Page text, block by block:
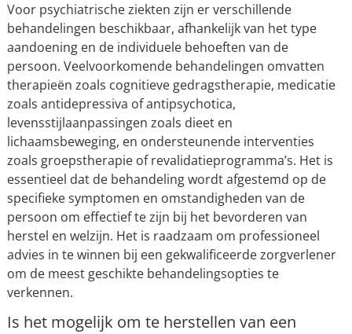
Voor psychiatrische ziekten zijn er verschillende
behandelingen beschikbaar, afhankelijk van het type
aandoening en de individuele behoeften van de
persoon. Veelvoorkomende behandelingen omvatten
therapieën zoals cognitieve gedragstherapie, medicatie
zoals antidepressiva of antipsychotica,
levensstijlaanpassingen zoals dieet en
lichaamsbeweging, en ondersteunende interventies
zoals groepstherapie of revalidatieprogramma’s. Het is
essentieel dat de behandeling wordt afgestemd op de
specifieke symptomen en omstandigheden van de
persoon om effectief te zijn bij het bevorderen van
herstel en welzijn. Het is raadzaam om professioneel
advies in te winnen bij een gekwalificeerde zorgverlener
om de meest geschikte behandelingsopties te
verkennen.
Is het mogelijk om te herstellen van een